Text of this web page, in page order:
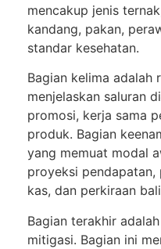
mencakup jenis
kandang, pakan,
standar kesehatan.
Bagian kelima adalah
menjelaskan saluran
promosi, kerja sama
produk. Bagian
yang memuat modal
proyeksi
kas, dan perkiraan
Bagian terakhir
mitigasi. Bagian ini